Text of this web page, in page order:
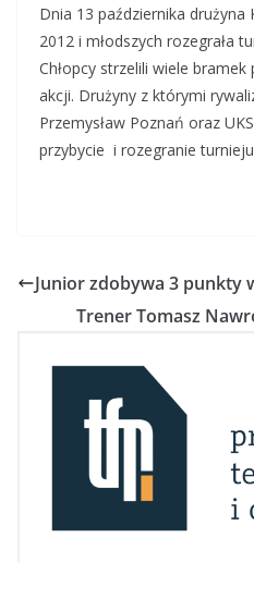
Dnia 13 października
2012 i młodszych rozegrała
Chłopcy strzelili wiele
akcji. Drużyny z którymi
Przemysław Poznań oraz
przybycie i rozegranie turnieju
Junior zdobywa 3 punkty
Trener Tomasz